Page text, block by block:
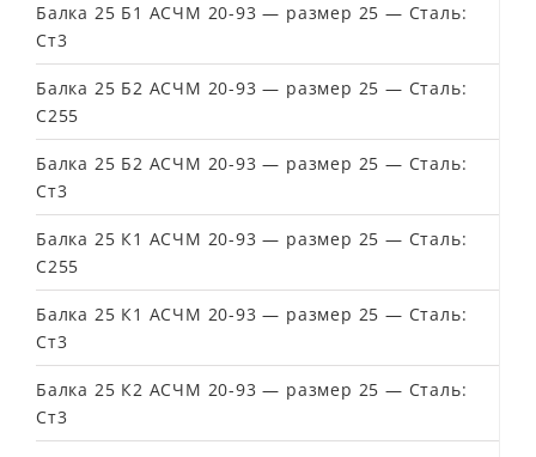
Балка 25 Б1 АСЧМ 20-93 — размер 25 — Сталь:
Ст3
Балка 25 Б2 АСЧМ 20-93 — размер 25 — Сталь:
С255
Балка 25 Б2 АСЧМ 20-93 — размер 25 — Сталь:
Ст3
Балка 25 К1 АСЧМ 20-93 — размер 25 — Сталь:
С255
Балка 25 К1 АСЧМ 20-93 — размер 25 — Сталь:
Ст3
Балка 25 К2 АСЧМ 20-93 — размер 25 — Сталь:
Ст3